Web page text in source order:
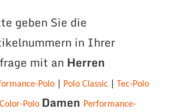
geben Sie die
in Ihrer
mit an Herren
Polo| Polo Classic| Tec-Polo
Polo Damen Performance-